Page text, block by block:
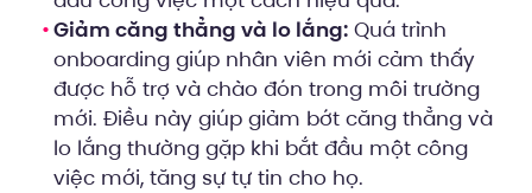
Giảm căng thẳng và lo lắng: Quá trình
onboarding giúp nhân viên mới cảm thấy
được hỗ trợ và chào đón trong môi trường
mới. Điều này giúp giảm bớt căng thẳng và
lo lắng thường gặp khi bắt đầu một công
việc mới, tăng sự tự tin cho họ.